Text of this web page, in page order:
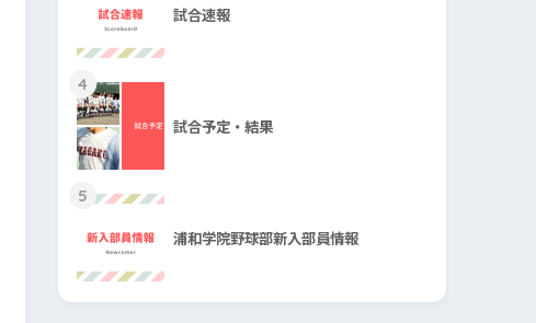
試合速報
4
試合予定・結果
5
浦和学院野球部新入部員情報